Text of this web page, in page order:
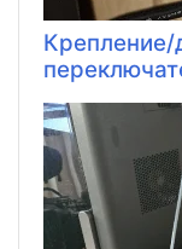
Крепление/